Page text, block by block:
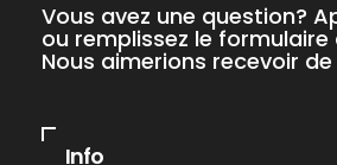
Vous avez une question?
ou remplissez le
Nous aimerions recevoir
Info